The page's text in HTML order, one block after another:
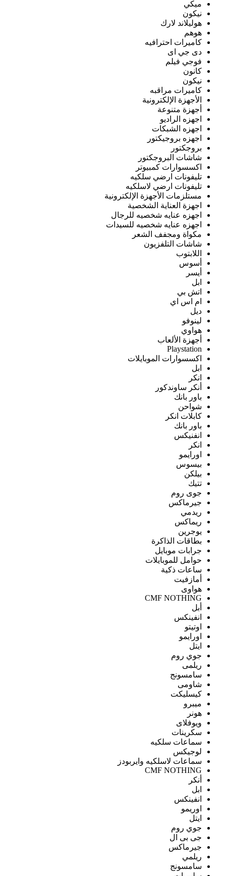
ميكي
نيكون
هوليلاند لارك
هوهم
كاميرات احترافيه
دى جي اى
فوجي فيلم
كانون
نيكون
كاميرات مراقبه
الأجهزة الإلكترونية
أجهزة متنوعة
اجهزه الراديو
اجهزه الشبكات
اجهزه بروجيكتور
بروجكتور
شاشات البروجكتور
اكسسوارات كمبيوتر
تليفونات ارضي سلكيه
تليفونات ارضي لاسلكيه
مستلزمات الأجهزة الإلكترونية
اجهزة العناية الشخصية
اجهزه عنايه شخصيه للرجال
اجهزه عنايه شخصيه للسيدات
مكواة ومجفف الشعر
شاشات التلفزيون
اللابتوب
أسوس
أيسر
ابل
اتش بي
ام اس اي
ديل
لينوفو
هواوي
أجهزة الألعاب
Playstation
اكسسوارات الموبايلات
ابل
انكر
أنكر ساوندكور
باور بانك
شواحن
كابلات انكر
باور بانك
انفنيكس
انكر
اورايمو
بيسوس
بيلكن
تتيك
جوى روم
جيرماكس
ريدمي
ريماكس
يوجرين
بطاقات الذاكرة
جرابات موبايل
حوامل للموبايلات
ساعات ذكية
أمازفيت
هواوى
CMF NOTHING
أبل
انفينكس
اوتيتو
اورايمو
ايتل
جوي روم
ريلمى
سامسونج
شاومى
كيسليكت
ميبرو
هونر
ويوفلاى
سكرينات
سماعات سلكيه
لوجيكس
سماعات لاسلكيه وايربودز
CMF NOTHING
أنكر
ابل
انفينكس
اوريمو
ايتل
جوي روم
جى بى ال
جيرماكس
ريلمي
سامسونج